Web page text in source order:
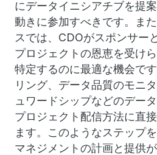
にデータイニシアチブを提
動きに参加すべきです。ま
スでは、CDOがスポンサー
プロジェクトの恩恵を受け
特定するのに最適な機会で
リング、データ品質のモニ
ュワードシップなどのデー
プロジェクト配信方法に直
ます。このようなステップ
マネジメントの計画と提供